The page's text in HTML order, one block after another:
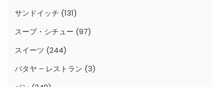
サンドイッチ (131)
スープ・シチュー (97)
スイーツ (244)
パタヤ – レストラン (3)